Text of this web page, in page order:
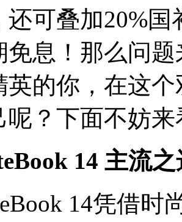
还可叠加20%
免息！那么问
英的你，在这
呢？下面不妨
14 主流
14凭借时